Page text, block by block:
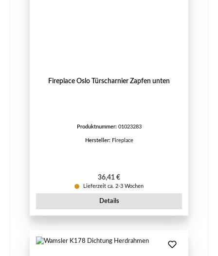
Fireplace Oslo Türscharnier Zapfen unten
Produktnummer: 01023283
Hersteller: Fireplace
Regulärer Preis:
36,41 €
Lieferzeit ca. 2-3 Wochen
Details